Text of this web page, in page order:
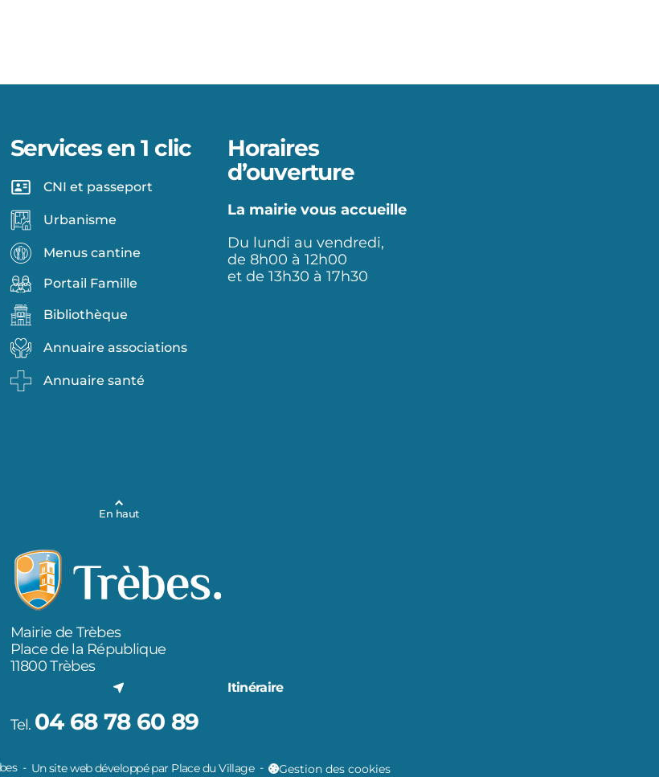
Services en 1 clic
CNI et passeport
Urbanisme
Menus cantine
Portail Famille
Bibliothèque
Annuaire associations
Annuaire santé
Horaires
d’ouverture
La mairie vous accueille
Du lundi au vendredi,
de 8h00 à 12h00
et de 13h30 à 17h30
En haut
Mairie de Trèbes
Place de la République
11800 Trèbes
Itinéraire
Tel. 04 68 78 60 89
Un site web développé par Place du Village Gestion des cookies